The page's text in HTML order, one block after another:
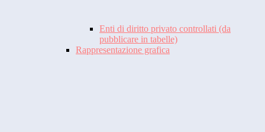
Enti di diritto privato controllati (da
pubblicare in tabelle)
Rappresentazione grafica